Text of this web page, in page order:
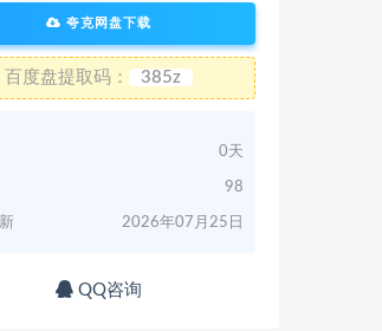
夸克网盘下载
百度盘提取码： 385z
0天
98
2026年07月25日
QQ咨询